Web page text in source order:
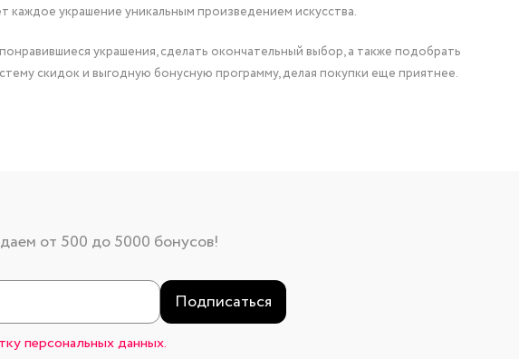
украшение уникальным произведением искусства.
украшения, сделать окончательный выбор, а также подобрать
скидок и выгодную бонусную программу, делая покупки еще приятнее.
от 500 до 5000 бонусов!
Подписаться
персональных данных.